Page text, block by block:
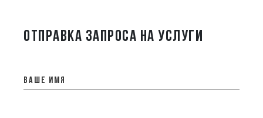
ОТПРАВКА ЗАПРОСА НА УСЛУГИ